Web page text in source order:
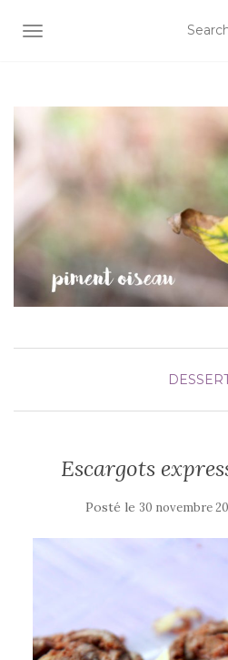
AFFICHER/MASQUER LA
Escargots
Posté le 30 novembre